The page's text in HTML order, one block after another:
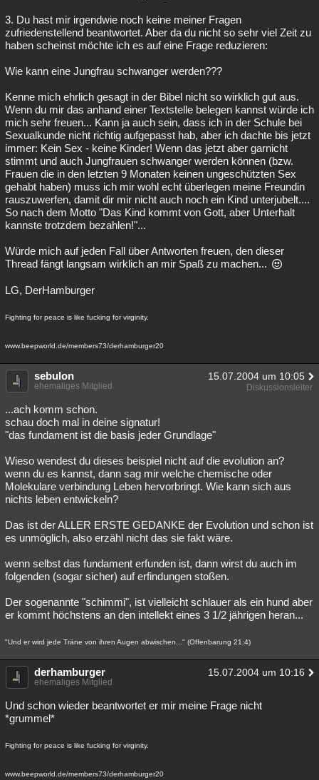
3. Du hast mir irgendwie noch keine meiner Fragen
zufriedenstellend beantwortet. Aber da du nicht so sehr viel Zeit zu
haben scheinst möchte ich es auf eine Frage reduzieren:
Wie kann eine Jungfrau schwanger werden???
Kenne mich ehrlich gesagt in der Bibel nicht so wirklich gut aus.
Wenn du mir das anhand einer Textstelle belegen kannst würde ich
mich sehr freuen... Kann ja auch sein, dass ich in der Schule bei
Sexualkunde nicht richtig aufgepasst hab, aber ich dachte bis jetzt
immer: Kein Sex - keine Kinder! Wenn das jetzt aber garnicht
stimmt und auch Jungfrauen schwanger werden können (bzw.
Frauen die in den letzten 9 Monaten keinen ungeschützten Sex
gehabt haben) muss ich mir wohl echt überlegen meine Freundin
rauszuwerfen, damit dir mir nicht auch noch ein Kind unterjubelt....
So nach dem Motto "Das Kind kommt von Gott, aber Unterhalt
kannste trotzdem bezahlen!"...
Würde mich auf jeden Fall über Antworten freuen, den dieser
Thread fängt langsam wirklich an mir Spaß zu machen...
LG, DerHamburger
Fighting for peace is like fucking for virginity.
www.beepworld.de/members73/derhamburger20
sebulon 15.07.2004 um 10:05
ehemaliges Mitglied Diskussionsleiter
...ach komm schon.
schau doch mal in deine signatur!
"das fundament ist die basis jeder Grundlage"
Wieso wendest du dieses beispiel nicht auf die evolution an?
wenn du es kannst, dann sag mir welche chemische oder
Molekulare verbindung Leben hervorbringt. Wie kann sich aus
nichts leben entwickeln?
Das ist der ALLER ERSTE GEDANKE der Evolution und schon ist
es unmöglich, also erzähl nicht das sie fakt wäre.
wenn selbst das fundament erfunden ist, dann wirst du auch im
folgenden (sogar sicher) auf erfindungen stoßen.
Der sogenannte "schimmi", ist vielleicht schlauer als ein hund aber
er kommt höchstens an den intellekt eines 3 1/2 jährigen heran...
"Und er wird jede Träne von ihren Augen abwischen..." (Offenbarung 21:4)
derhamburger 15.07.2004 um 10:16
ehemaliges Mitglied
Und schon wieder beantwortet er mir meine Frage nicht
*grummel*
Fighting for peace is like fucking for virginity.
www.beepworld.de/members73/derhamburger20